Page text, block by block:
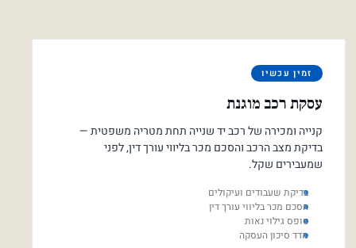
זמין עכשיו
עסקת רכב מוגנת
קנייה ומכירה של רכב יד שנייה תחת מטריה משפטית —
בדיקת מצב הרכב והסכם מכר בליווי עורך דין, לפני
שמעבירים שקל.
בדיקת שעבודים ועיקולים
הסכם מכר בליווי עורך דין
טופס גילוי נאות
מדד סיכון העסקה